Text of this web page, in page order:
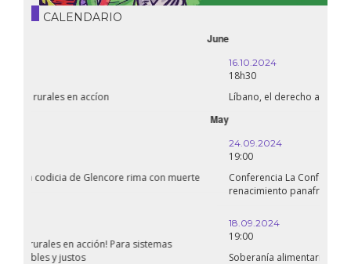
CALENDARIO
Líbano, el derecho a la salud en tiempos de guerra
Conferencia La Confederación de Estados del Sahel: ¿un
Soberanía alimentaria en Palestina: ¿qué perspectivas hay frente